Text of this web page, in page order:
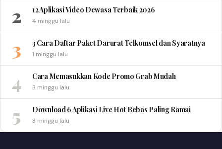
2 12 Aplikasi Video Dewasa Terbaik 2026
4 minggu lalu
3 3 Cara Daftar Paket Darurat Telkomsel dan Syaratnya
1 minggu lalu
4 Cara Memasukkan Kode Promo Grab Mudah
3 minggu lalu
5 Download 6 Aplikasi Live Hot Bebas Paling Ramai
3 minggu lalu